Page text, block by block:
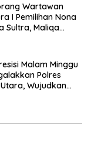
Wartawan
I Pemilihan Nona
Sultra, Maliqa
NONA
Malam Minggu
Polres
Wujudkan